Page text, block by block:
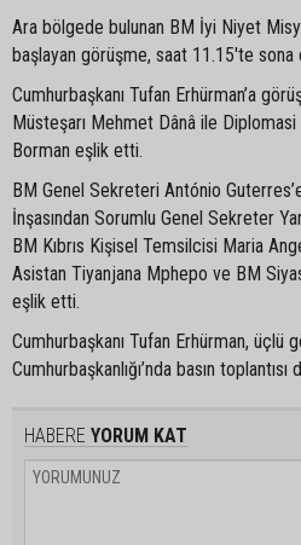
Ara bölgede bulunan BM İyi Niyet
başlayan görüşme, saat 11.15'te sona
Cumhurbaşkanı Tufan Erhürman’a
Müsteşarı Mehmet Dânâ ile Diplomasi
Borman eşlik etti.
BM Genel Sekreteri António
İnşasından Sorumlu Genel Sekreter
BM Kıbrıs Kişisel Temsilcisi Maria
Asistan Tiyanjana Mphepo ve BM
eşlik etti.
Cumhurbaşkanı Tufan Erhürman, üçlü
Cumhurbaşkanlığı’nda basın
HABERE YORUM KAT